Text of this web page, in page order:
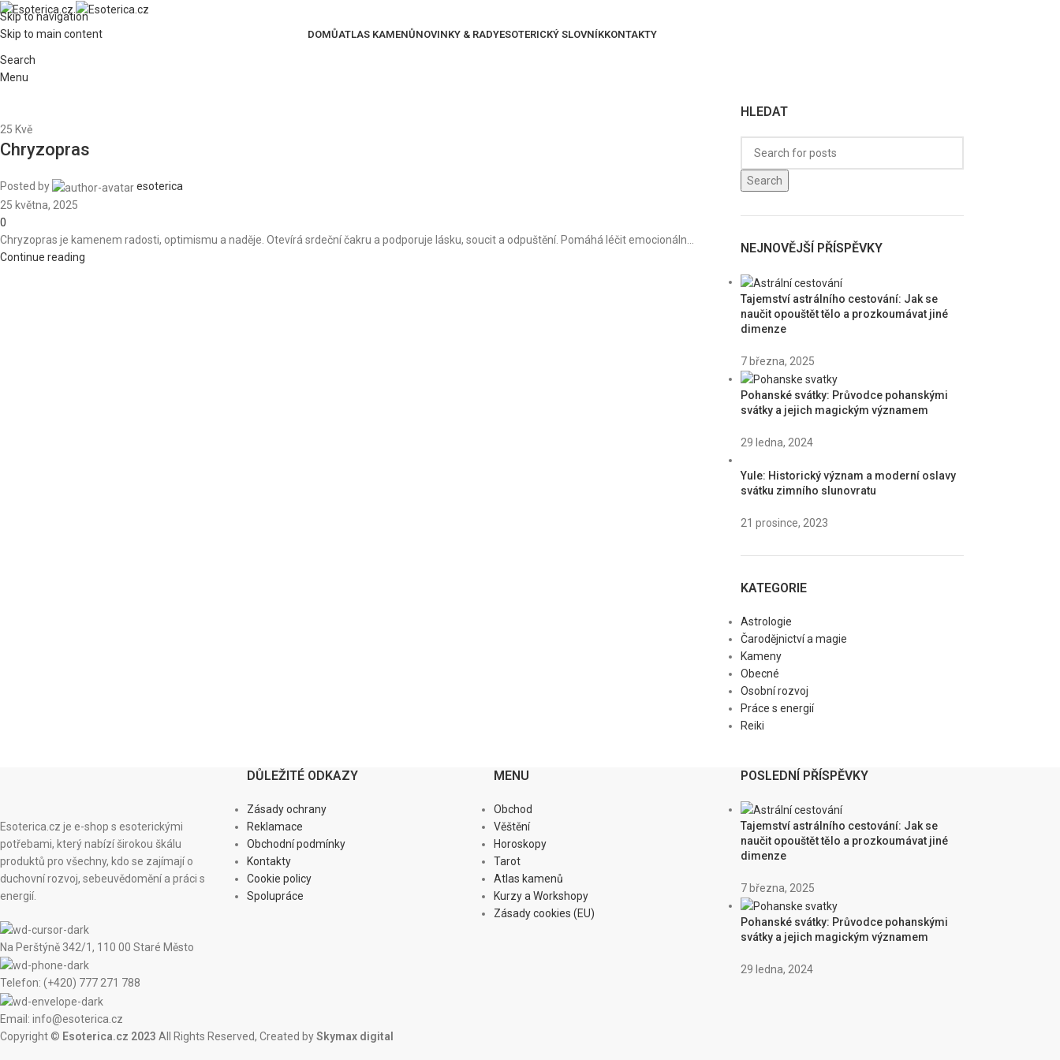
Skip to navigation
Skip to main content
DOMŮATLAS KAMENŮNOVINKY & RADYESOTERICKÝ SLOVNÍKKONTAKTY
Search
Menu
25 Kvě
Chryzopras
Posted by
esoterica
25 května, 2025
0
Chryzopras je kamenem radosti, optimismu a naděje. Otevírá srdeční čakru a podporuje lásku, soucit a odpuštění. Pomáhá léčit emocionáln...
Continue reading
HLEDAT
Search
NEJNOVĚJŠÍ PŘÍSPĚVKY
Tajemství astrálního cestování: Jak se
naučit opouštět tělo a prozkoumávat jiné
dimenze
7 března, 2025
Pohanské svátky: Průvodce pohanskými
svátky a jejich magickým významem
29 ledna, 2024
Yule: Historický význam a moderní oslavy
svátku zimního slunovratu
21 prosince, 2023
KATEGORIE
Astrologie
Čarodějnictví a magie
Kameny
Obecné
Osobní rozvoj
Práce s energií
Reiki
Esoterica.cz je e-shop s esoterickými
potřebami, který nabízí širokou škálu
produktů pro všechny, kdo se zajímají o
duchovní rozvoj, sebeuvědomění a práci s
energií.
Na Perštýně 342/1, 110 00 Staré Město
Telefon: (+420) 777 271 788
Email: info@esoterica.cz
DŮLEŽITÉ ODKAZY
Zásady ochrany
Reklamace
Obchodní podmínky
Kontakty
Cookie policy
Spolupráce
MENU
Obchod
Věštění
Horoskopy
Tarot
Atlas kamenů
Kurzy a Workshopy
Zásady cookies (EU)
POSLEDNÍ PŘÍSPĚVKY
Tajemství astrálního cestování: Jak se
naučit opouštět tělo a prozkoumávat jiné
dimenze
7 března, 2025
Pohanské svátky: Průvodce pohanskými
svátky a jejich magickým významem
29 ledna, 2024
Copyright © Esoterica.cz 2023 All Rights Reserved, Created bySkymax digital